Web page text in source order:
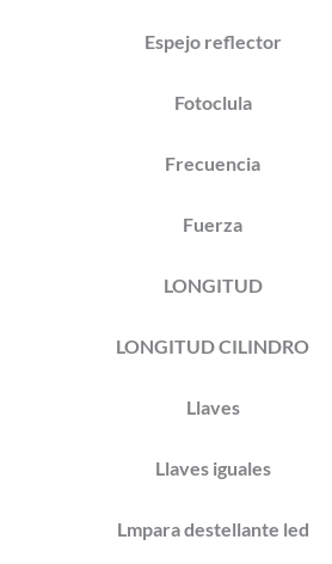
Espejo reflector
Fotoclula
Frecuencia
Fuerza
LONGITUD
LONGITUD CILINDRO
Llaves
Llaves iguales
Lmpara destellante led